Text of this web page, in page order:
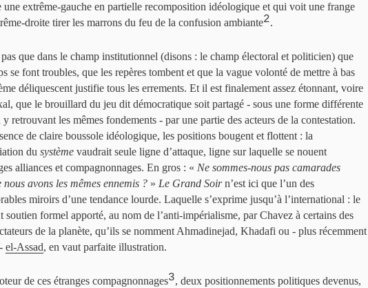
une extrême-gauche en partielle recomposition idéologique et qui voit une frange
droite tirer les marrons du feu de la confusion ambiante2.
que dans le champ institutionnel (disons : le champ électoral et politicien) que
se font troubles, que les repères tombent et que la vague volonté de mettre à bas
déliquescent justifie tous les errements. Et il est finalement assez étonnant, voire
que le brouillard du jeu dit démocratique soit partagé - sous une forme différente
y retrouvant les mêmes fondements - par une partie des acteurs de la contestation.
de claire boussole idéologique, les positions bougent et flottent : la
du système vaudrait seule ligne d’attaque, ligne sur laquelle se nouent
alliances et compagnonnages. En gros : « Ne sommes-nous pas camarades
nous avons les mêmes ennemis ? » Le Grand Soirn’est ici que l’un des
miroirs d’une tendance lourde. Laquelle s’exprime jusqu’à l’international : le
soutien formel apporté, au nom de l’anti-impérialisme, par Chavez à certains des
de la planète, qu’ils se nomment Ahmadinejad, Khadafi ou - plus récemment
el-Assad, en vaut parfaite illustration.
de ces étranges compagnonnages3, deux positionnements politiques devenus,